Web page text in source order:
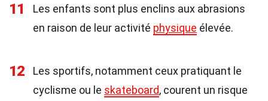
11
Les enfants sont plus enclins aux abrasions
en raison de leur activité physique élevée.
12
Les sportifs, notamment ceux pratiquant le
cyclisme ou le skateboard, courent un risque